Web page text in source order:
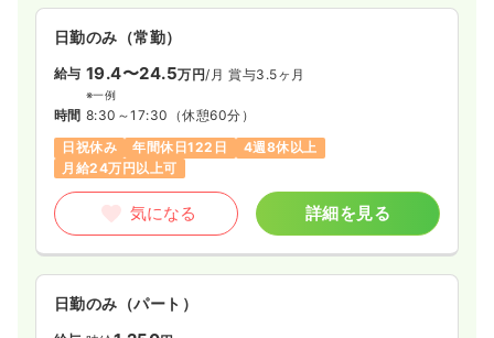
科学会より日本外科学会外科専門医制度修練施設の関連施設と
しての認定も受けております。
日勤のみ（常勤）
給与 19.4〜24.5万円/月 賞与3.5ヶ月
※一例
時間 8:30～17:30 （休憩60分）
日祝休み
年間休日122日
4週8休以上
月給24万円以上可
気になる 詳細を見る
日勤のみ（パート）